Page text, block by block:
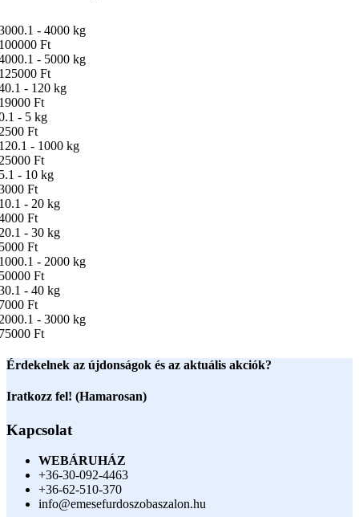
- 4000 kg
Ft
- 5000 kg
Ft
- 120 kg
Ft
- 5 kg
Ft
- 1000 kg
Ft
- 10 kg
Ft
- 20 kg
Ft
- 30 kg
Ft
- 2000 kg
Ft
- 40 kg
Ft
- 3000 kg
Ft
Érdekelnek az újdonságok és az aktuális akciók?
Iratkozz fel! (Hamarosan)
Kapcsolat
WEBÁRUHÁZ
+36-30-092-4463
+36-62-510-370
info@emesefurdoszobaszalon.hu